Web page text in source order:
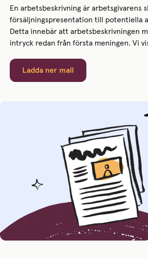
En arbetsbeskrivning är arbetsgivarens
försäljningspresentation till potentiella
Detta innebär att arbetsbeskrivningen
intryck redan från första meningen. Vi
Ladda ner mall